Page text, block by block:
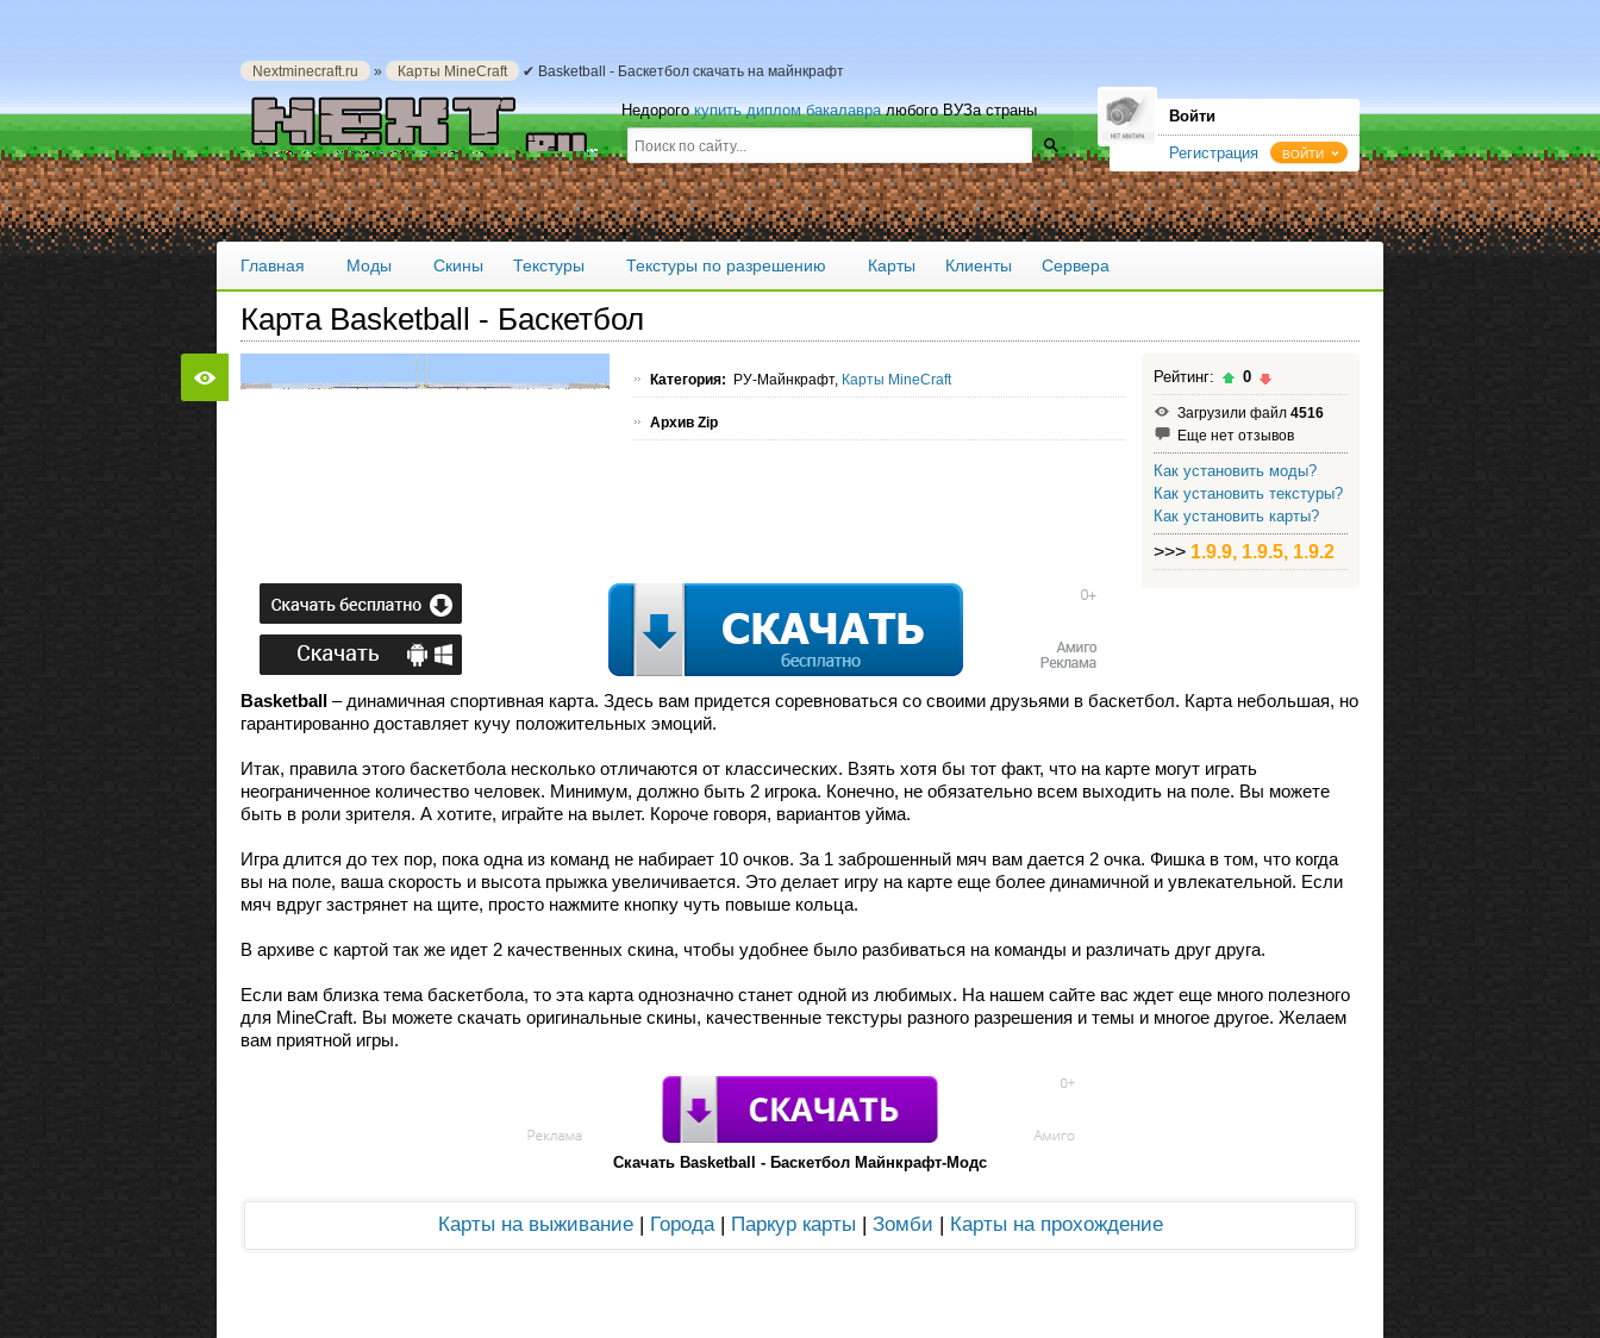
Nextminecraft.ru » Карты MineCraft ✔ Basketball - Баскетбол скачать на майнкрафт
Недорогокупить диплом бакалавралюбого ВУЗа страны Войти
Регистрация ВОЙТИ
Главная Моды Скины Текстуры Текстуры по разрешению Карты Клиенты Сервера
Карта Basketball - Баскетбол
Категория: РУ-Майнкрафт, Карты MineCraft
Архив Zip
Рейтинг: 0
Загрузили файл 4516
Еще нет отзывов
Как установить моды?
Как установить текстуры?
Как установить карты?
>>> 1.9.9, 1.9.5, 1.9.2
Basketball – динамичная спортивная карта. Здесь вам придется соревноваться со своими друзьями в баскетбол. Карта небольшая, но
гарантированно доставляет кучу положительных эмоций.
Итак, правила этого баскетбола несколько отличаются от классических. Взять хотя бы тот факт, что на карте могут играть
неограниченное количество человек. Минимум, должно быть 2 игрока. Конечно, не обязательно всем выходить на поле. Вы можете
быть в роли зрителя. А хотите, играйте на вылет. Короче говоря, вариантов уйма.
Игра длится до тех пор, пока одна из команд не набирает 10 очков. За 1 заброшенный мяч вам дается 2 очка. Фишка в том, что когда
вы на поле, ваша скорость и высота прыжка увеличивается. Это делает игру на карте еще более динамичной и увлекательной. Если
мяч вдруг застрянет на щите, просто нажмите кнопку чуть повыше кольца.
В архиве с картой так же идет 2 качественных скина, чтобы удобнее было разбиваться на команды и различать друг друга.
Если вам близка тема баскетбола, то эта карта однозначно станет одной из любимых. На нашем сайте вас ждет еще много полезного
для MineCraft. Вы можете скачать оригинальные скины, качественные текстуры разного разрешения и темы и многое другое. Желаем
вам приятной игры.
Скачать Basketball - Баскетбол Майнкрафт-Модс
Карты на выживание| Города| Паркур карты Зомби Карты на прохождение